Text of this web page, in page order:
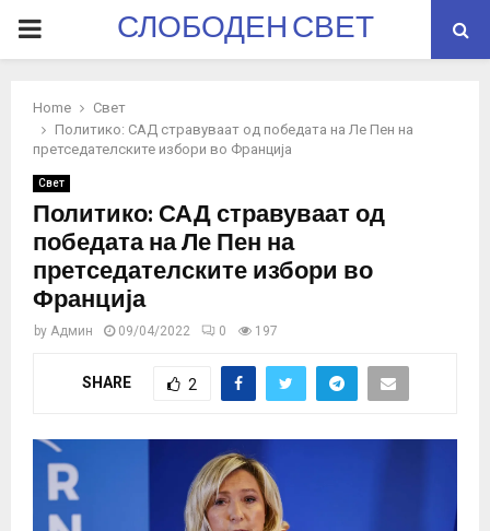
PRIMARYСЛОБОДЕН СВЕТ
Home
Свет
Политико: САД стравуваат од победата на Ле Пен на
претседателските избори во Франција
Свет
Политико: САД стравуваат од
победата на Ле Пен на
претседателските избори во
Франција
by Админ 09/04/2022 0 197
SHARE 2